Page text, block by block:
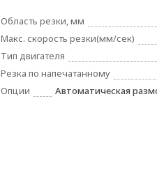
Область резки, мм
Макс. скорость резки(мм/сек)
Тип двигателя
Резка по напечатанному
Опции
Автоматическая